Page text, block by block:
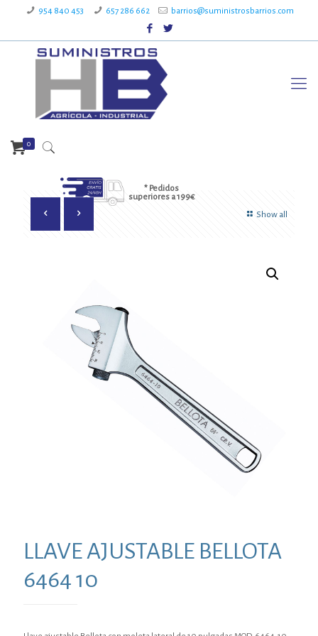
954 840 453 657 286 662 barrios@suministrosbarrios.com
* Pedidos
superiores a 199€
0
Show all
LLAVE AJUSTABLE BELLOTA
6464 10